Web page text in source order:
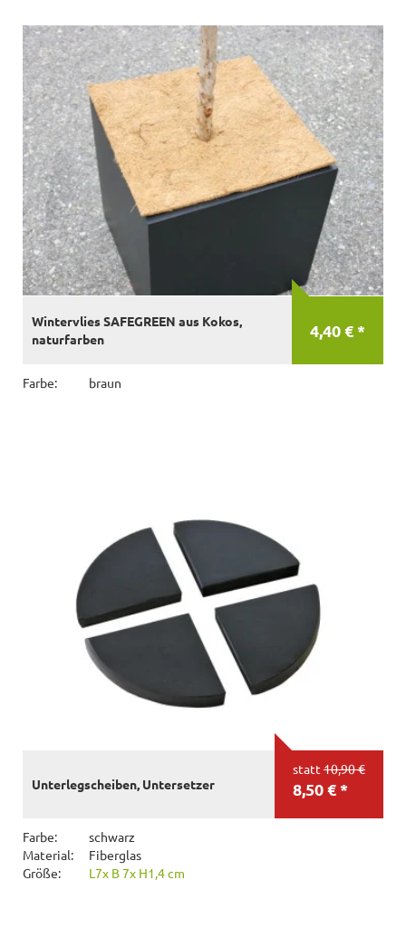
4,40 € *
Wintervlies SAFEGREEN aus Kokos,
naturfarben
Farbe: braun
statt 10,90 €
8,50 € *
Unterlegscheiben, Untersetzer
Farbe:
schwarz
Material:
Fiberglas
Größe:
L7x B 7x H1,4 cm